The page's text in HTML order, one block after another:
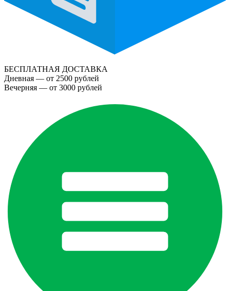
БЕСПЛАТНАЯ ДОСТАВКА
Дневная — от 2500 рублей
Вечерняя — от 3000 рублей